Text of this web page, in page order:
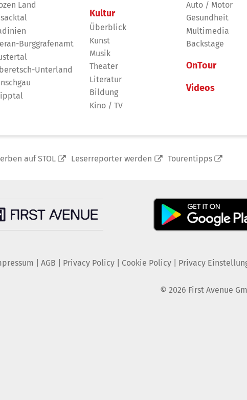
Land
Burggrafenamt
Unterland
Kultur
Überblick
Kunst
Musik
Theater
Literatur
Bildung
Kino / TV
Auto / Motor
Gesundheit
Multimedia
Backstage
OnTour
Videos
auf STOL Leserreporter werden Tourentipps
AGB Privacy Policy| Cookie Policy| Privacy
© 2026 First Avenue